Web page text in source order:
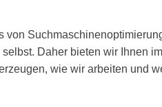
Daher bieten wir Ihnen
wie wir arbeiten und